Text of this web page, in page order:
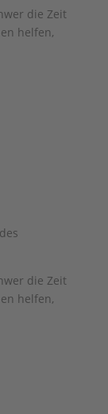
die Zeit
helfen,
die Zeit
helfen,